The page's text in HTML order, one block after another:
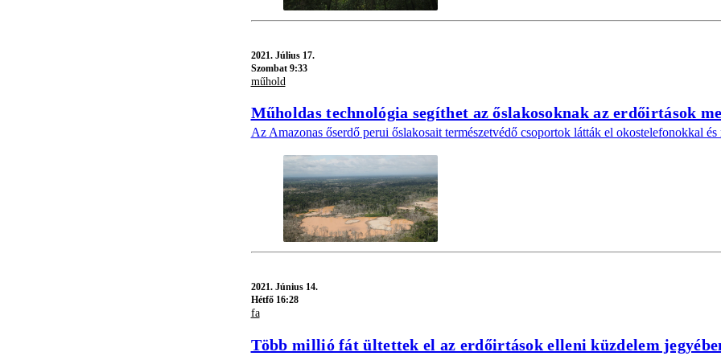
2021. Július 17.
Szombat 9:33
műhold
Műholdas technológia segíthet az őslakosoknak az erdőirtások
Az Amazonas őserdő perui őslakosait természetvédő csoportok látták el okostelefonokkal
2021. Június 14.
Hétfő 16:28
fa
Több millió fát ültettek el az erdőirtások elleni küzdelem